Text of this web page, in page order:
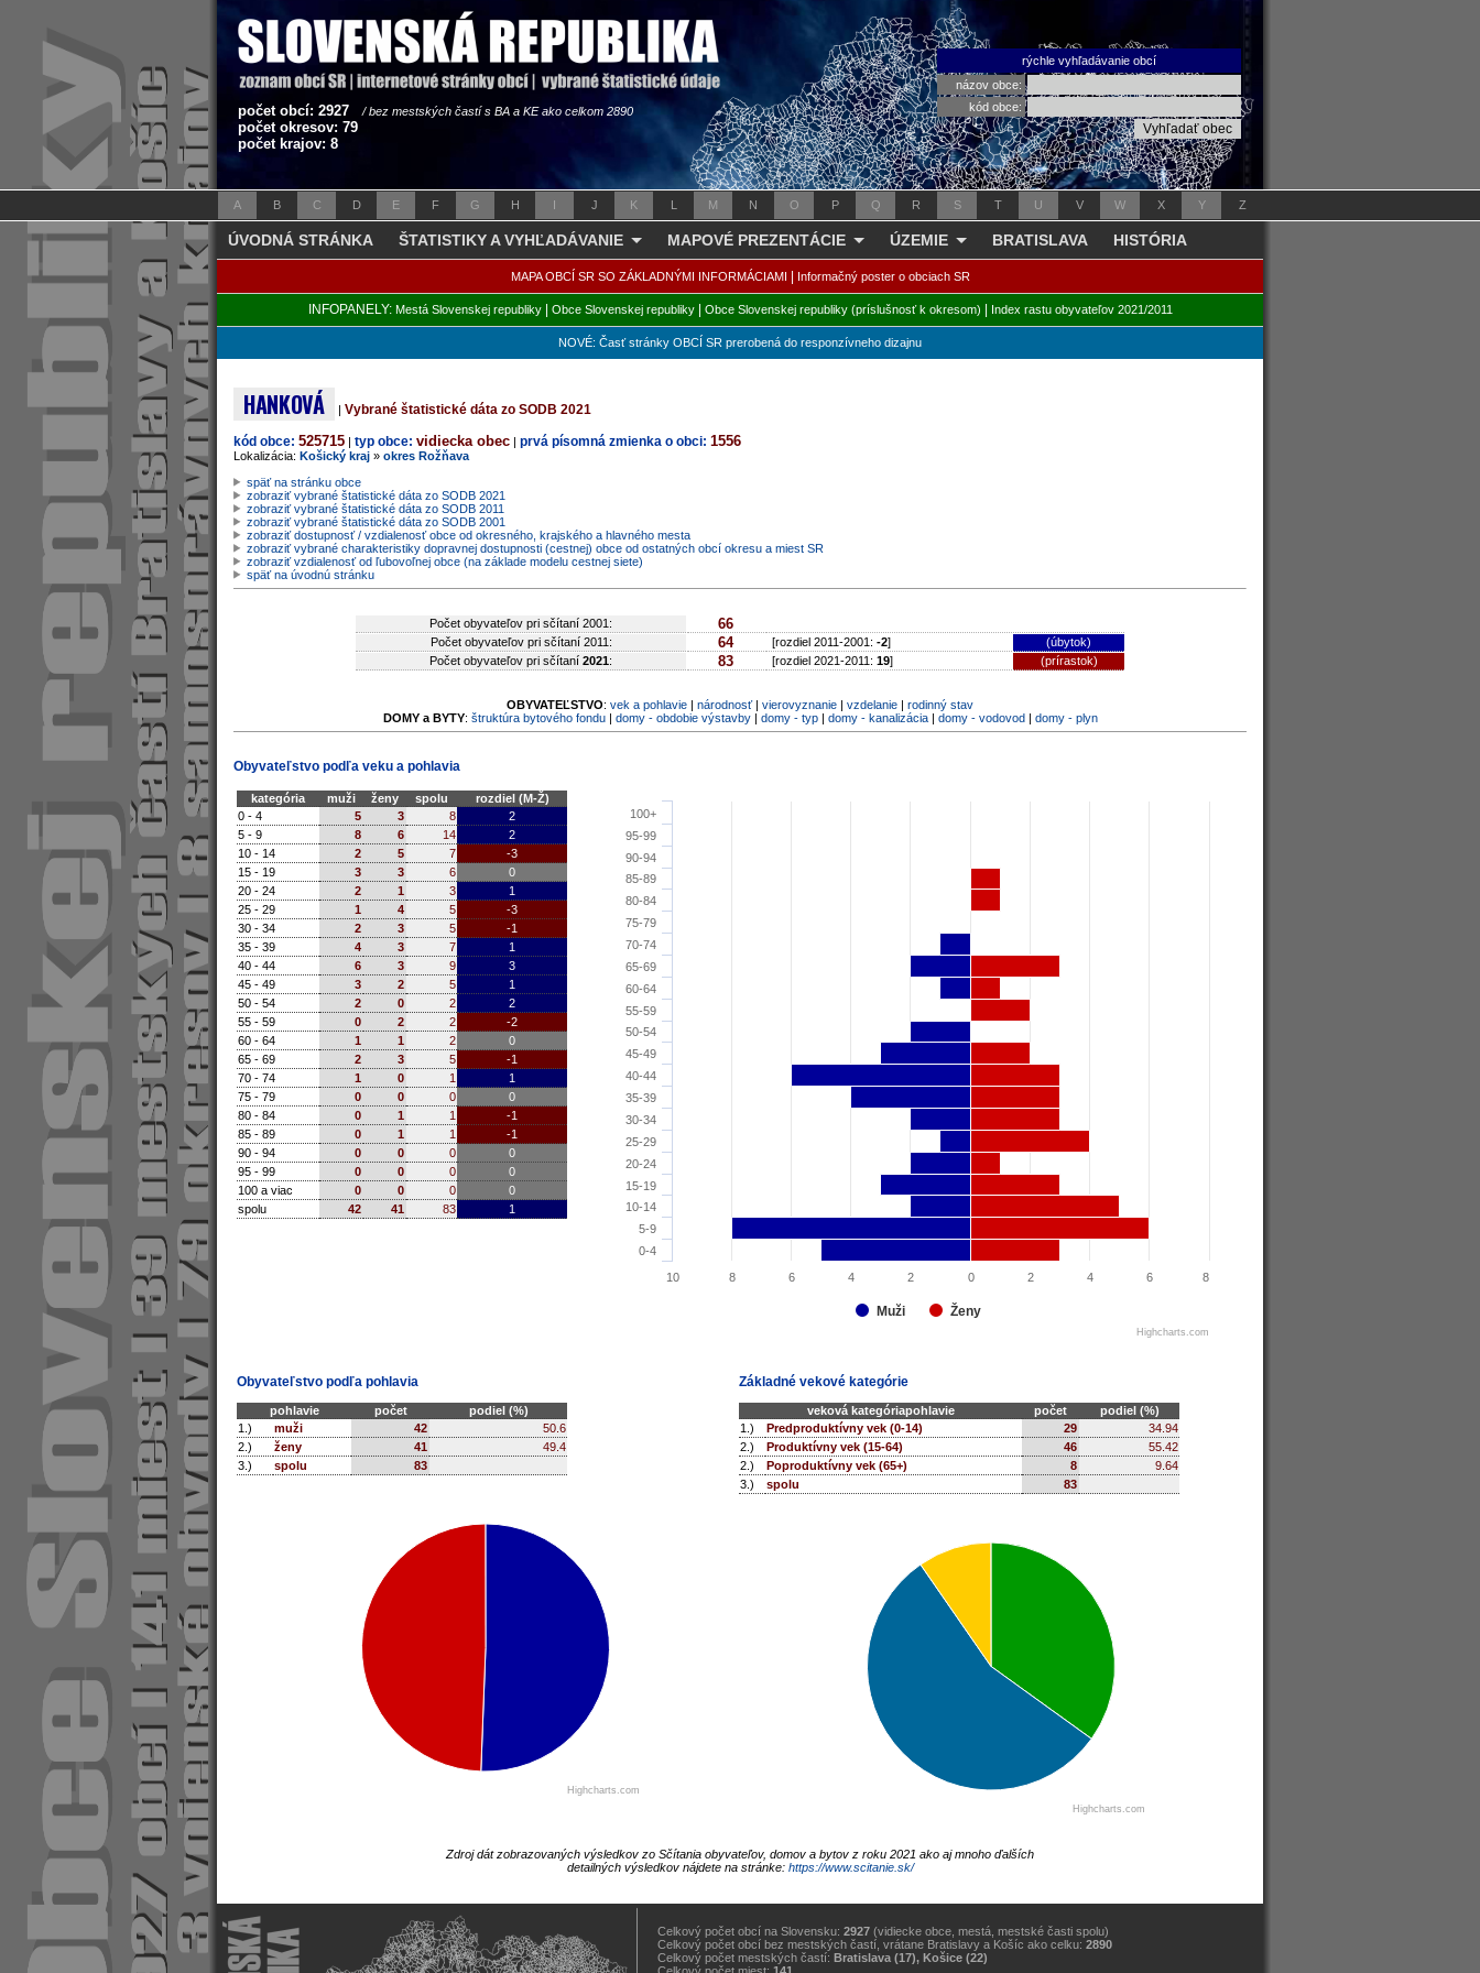
počet obcí: 2927 / bez mestských častí s BA a KE ako celkom 2890
počet okresov: 79
počet krajov: 8
rýchle vyhľadávanie obcí
názov obce:
kód obce:
A B C D E F G H I J K L M N O P Q R S T U V W X Y Z
ÚVODNÁ STRÁNKA ŠTATISTIKY A VYHĽADÁVANIE MAPOVÉ PREZENTÁCIE ÚZEMIE BRATISLAVA HISTÓRIA
MAPA OBCÍ SR SO ZÁKLADNÝMI INFORMÁCIAMI Informačný poster o obciach SR
INFOPANELY: Mestá Slovenskej republiky| Obce Slovenskej republiky| Obce Slovenskej republiky (príslušnosť k okresom) Index rastu obyvateľov 2021/2011
NOVÉ: Časť stránky OBCÍ SR prerobená do responzívneho dizajnu
HANKOVÁ | Vybrané štatistické dáta zo SODB 2021
kód obce: 525715 | typ obce: vidiecka obec | prvá písomná zmienka o obci: 1556
Lokalizácia: Košický kraj » okres Rožňava
späť na stránku obce
zobraziť vybrané štatistické dáta zo SODB 2021
zobraziť vybrané štatistické dáta zo SODB 2011
zobraziť vybrané štatistické dáta zo SODB 2001
zobraziť dostupnosť / vzdialenosť obce od okresného, krajského a hlavného mesta
zobraziť vybrané charakteristiky dopravnej dostupnosti (cestnej) obce od ostatných obcí okresu a miest SR
zobraziť vzdialenosť od ľubovoľnej obce (na základe modelu cestnej siete)
späť na úvodnú stránku
Počet obyvateľov pri sčítaní 2001: 66
Počet obyvateľov pri sčítaní 2011: 64 [rozdiel 2011-2001: -2]
(úbytok)
Počet obyvateľov pri sčítaní 2021: 83 [rozdiel 2021-2011: 19] (prírastok)
OBYVATEĽSTVO: vek a pohlavie | národnosť| vierovyznanie | vzdelanie | rodinný stav
DOMY a BYTY: štruktúra bytového fondu| domy - obdobie výstavby| domy - typ| domy - kanalizácia| domy - vodovod| domy - plyn
Obyvateľstvo podľa veku a pohlavia
kategória muži ženy spolu
rozdiel (M-Ž)
0 - 4
5 3 8
2
5 - 9
8 6 14
2
10 - 14
2 5 7
-3
15 - 19
3 3 6
0
20 - 24
2 1 3
1
25 - 29
1 4 5
-3
30 - 34
2 3 5
-1
35 - 39
4 3 7
1
40 - 44
6 3 9
3
45 - 49
3 2 5
1
50 - 54
2 0 2
2
55 - 59
0 2 2
-2
60 - 64
1 1 2
0
65 - 69
2 3 5
-1
70 - 74
1 0 1
1
75 - 79
0 0 0
0
80 - 84
0 1 1
-1
85 - 89
0 1 1
-1
90 - 94
0 0 0
0
95 - 99
0 0 0
0
100 a viac
0 0 0
0
spolu
42 41 83 1
Muži Ženy
0-4
5-9
10-14
15-19
20-24
25-29
30-34
35-39
40-44
45-49
50-54
55-59
60-64
65-69
70-74
75-79
80-84
85-89
90-94
95-99
100+
10 8 6 4 2 0 2 4 6 8
Highcharts.com
Obyvateľstvo podľa pohlavia
pohlavie počet
podiel (%)
1.)
muži 42
50.6
2.)
ženy 41
49.4
3.)
spolu 83
Highcharts.com
Základné vekové kategórie
veková kategóriapohlavie počet
podiel (%)
1.)
Predproduktívny vek (0-14) 29
34.94
2.)
Produktívny vek (15-64) 46
55.42
2.)
Poproduktívny vek (65+) 8
9.64
3.)
spolu 83
Highcharts.com
Zdroj dát zobrazovaných výsledkov zo Sčítania obyvateľov, domov a bytov z roku 2021 ako aj mnoho ďalších
detailných výsledkov nájdete na stránke: https://www.scitanie.sk/
Celkový počet obcí na Slovensku: 2927 (vidiecke obce, mestá, mestské časti spolu)
Celkový počet obcí bez mestských častí, vrátane Bratislavy a Košíc ako celku: 2890
Celkový počet mestských častí: Bratislava (17), Košice (22)